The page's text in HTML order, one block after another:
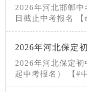
平，选树世赛国赛
2026年河北邯郸
日截止中考报名
2026年河北保定
2026年河北保定
起中考报名） 【#